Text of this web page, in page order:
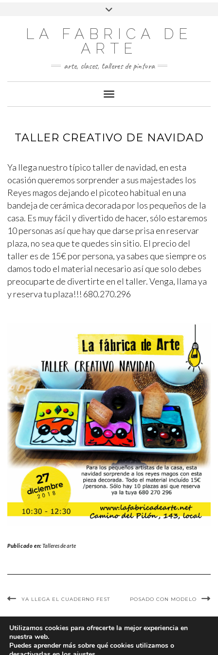
LA FABRICA DE
ARTE
arte, clases, talleres de pintura
Cambiar modo de navegación
TALLER CREATIVO DE NAVIDAD
Ya llega nuestro típico taller de navidad, en esta
ocasión queremos sorprender a sus majestades los
Reyes magos dejando el picoteo habitual en una
bandeja de cerámica decorada por los pequeños de la
casa. Es muy fácil y divertido de hacer, sólo estaremos
10 personas así que hay que darse prisa en reservar
plaza, no sea que te quedes sin sitio. El precio del
taller es de 15€ por persona, ya sabes que siempre os
damos todo el material necesario así que solo debes
preocuparte de divertirte en el taller. Venga, llama ya
y reserva tu plaza!!! 680.270.296
Publicado en:Talleres de arte
YA LLEGA EL CUADERNO FEST POSADO CON MODELO
Utilizamos cookies para ofrecerte la mejor experiencia en
nuestra web.
Puedes aprender más sobre qué cookies utilizamos o